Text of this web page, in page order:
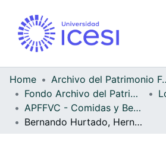
Home
Archivo del
Fondo Archivo del Patrimonio Fotográfico y Fílmico del Valle del Cauca
APFFVC - Comidas y Bebidas - Patrimonial
Bernando Hurtado, Hernán Pérez y Hernando Llanos en reunión social